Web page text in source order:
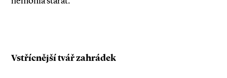
Vstřícnější tvář zahrádek